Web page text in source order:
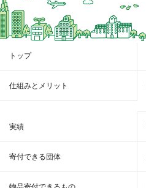
トップ
仕組みとメリット
実績
寄付できる団体